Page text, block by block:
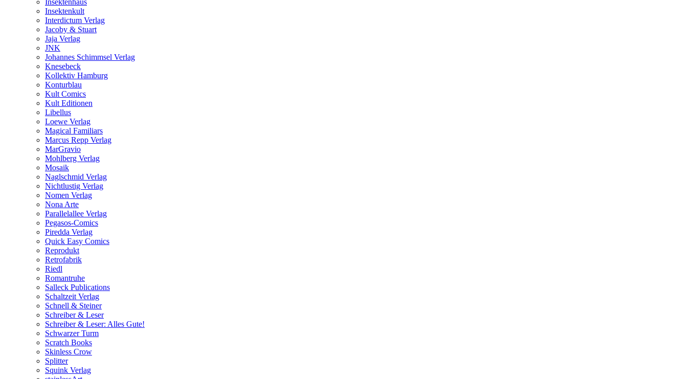
Insektenhaus
Insektenkult
Interdictum Verlag
Jacoby & Stuart
Jaja Verlag
JNK
Johannes Schimmsel Verlag
Knesebeck
Kollektiv Hamburg
Konturblau
Kult Comics
Kult Editionen
Libellus
Loewe Verlag
Magical Familiars
Marcus Repp Verlag
MarGravio
Mohlberg Verlag
Mosaik
Naglschmid Verlag
Nichtlustig Verlag
Nomen Verlag
Nona Arte
Parallelallee Verlag
Pegasos-Comics
Piredda Verlag
Quick Easy Comics
Reprodukt
Retrofabrik
Riedl
Romantruhe
Salleck Publications
Schaltzeit Verlag
Schnell & Steiner
Schreiber & Leser
Schreiber & Leser: Alles Gute!
Schwarzer Turm
Scratch Books
Skinless Crow
Splitter
Squink Verlag